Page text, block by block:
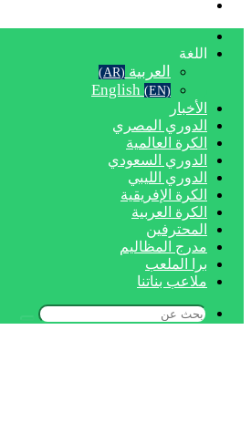
اللغة
العربية (AR)
English (EN)
الأخبار
الدوري المصري
الكرة العالمية
الدوري السعودي
الدوري الليبي
الكرة الإفريقية
الكرة العربية
المحترفين
مدرج المظاليم
برا الملعب
ملاعب بناتنا
بحث